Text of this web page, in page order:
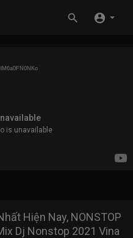
Hiện Nay, NONSTOP
Dj Nonstop 2021 Vina